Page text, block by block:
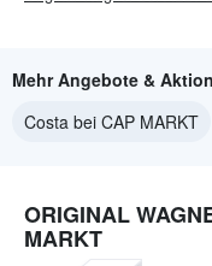
Mehr Angebote &
Costa bei CAP MARKT
ORIGINAL
MARKT